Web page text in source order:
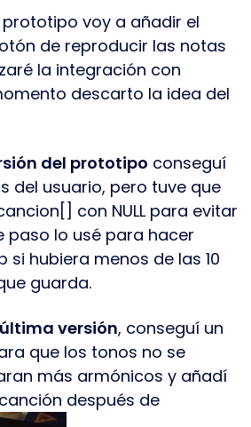
prototipo voy a añadir el
de reproducir las notas
la integración con
descarto la idea del
del prototipo conseguí
del usuario, pero tuve que
con NULL para evitar
paso lo usé para hacer
si hubiera menos de las 10
guarda.
versión, conseguí un
que los tonos no se
más armónicos y añadí
después de